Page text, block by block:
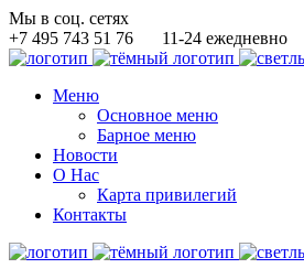
Мы в соц. сетях
+7 495 743 51 76
11-24 ежедневно
Меню
Основное меню
Барное меню
Новости
О Нас
Карта привилегий
Контакты